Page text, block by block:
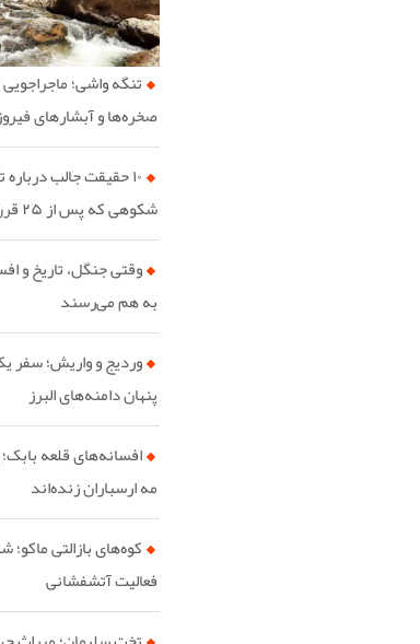
تنگه واشی؛
صخره‌ها و آبشارهای
۱۰ حقیقت جالب
شکوهی که پس از ۲۵ قرن همچنان پابرجاست
وقتی جنگل، تاریخ و
به هم می‌رسند
وردیج و واریش؛ سفر
پنهان دامنه‌های البرز
افسانه‌های قلعه
مه ارسباران زنده‌اند
کوه‌های بازالتی
فعالیت آتشفشانی